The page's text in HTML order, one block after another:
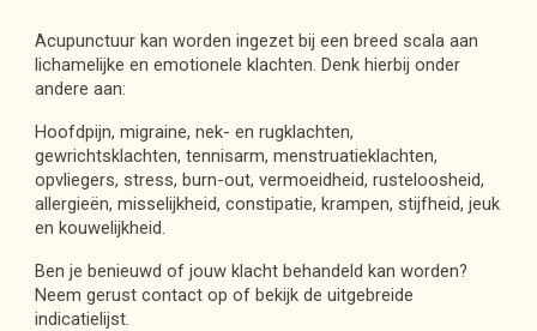
Acupunctuur kan worden ingezet bij een breed scala aan
lichamelijke en emotionele klachten. Denk hierbij onder
andere aan:
Hoofdpijn, migraine, nek- en rugklachten,
gewrichtsklachten, tennisarm, menstruatieklachten,
opvliegers, stress, burn-out, vermoeidheid, rusteloosheid,
allergieën, misselijkheid, constipatie, krampen, stijfheid, jeuk
en kouwelijkheid.
Ben je benieuwd of jouw klacht behandeld kan worden?
Neem gerust contact op of bekijk de uitgebreide
indicatielijst.